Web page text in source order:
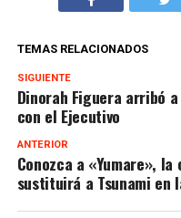
TEMAS RELACIONADOS
SIGUIENTE
Dinorah Figuera arribó
con el Ejecutivo
ANTERIOR
Conozca a «Yumare»,
sustituirá a Tsunami en